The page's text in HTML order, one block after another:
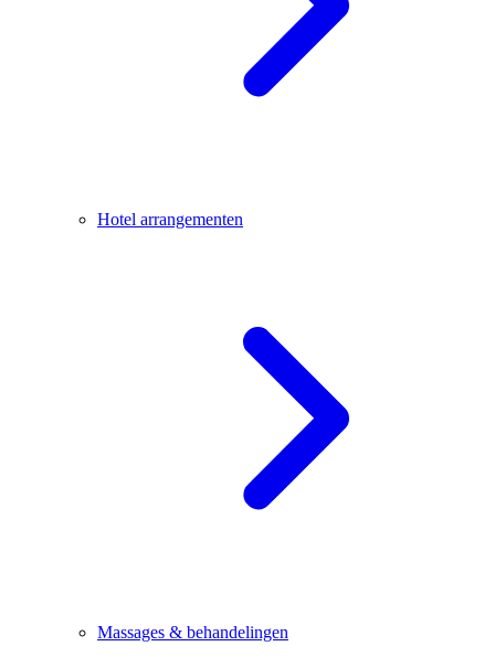
Hotel arrangementen
Massages & behandelingen